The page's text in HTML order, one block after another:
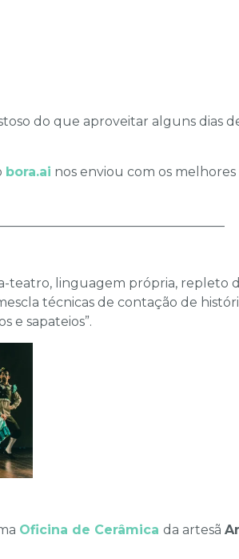
do que aproveitar alguns dias
bora.ai nos enviou com os melhores
teatro, linguagem própria, repleto
técnicas de contação de
e sapateios”.
Oficina de Cerâmica da artesã